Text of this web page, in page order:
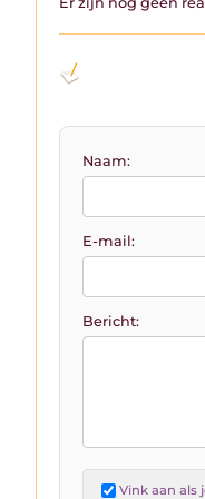
Naam:
E-mail:
Bericht:
Vink aan als